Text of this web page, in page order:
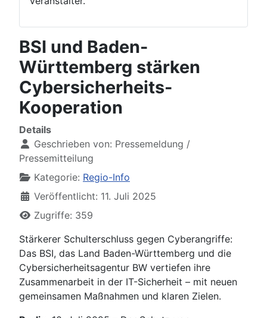
BSI und Baden-
Württemberg stärken
Cybersicherheits-
Kooperation
Details
Geschrieben von: Pressemeldung /
Pressemitteilung
Kategorie: Regio-Info
Veröffentlicht: 11. Juli 2025
Zugriffe: 359
Stärkerer Schulterschluss gegen Cyberangriffe:
Das BSI, das Land Baden-Württemberg und die
Cybersicherheitsagentur BW vertiefen ihre
Zusammenarbeit in der IT-Sicherheit – mit neuen
gemeinsamen Maßnahmen und klaren Zielen.